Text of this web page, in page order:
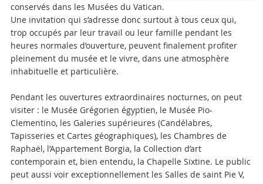
conservés dans les Musées du Vatican.
Une invitation qui s’adresse donc surtout à tous ceux qui,
trop occupés par leur travail ou leur famille pendant les
heures normales d’ouverture, peuvent finalement profiter
pleinement du musée et le vivre, dans une atmosphère
inhabituelle et particulière.
Pendant les ouvertures extraordinaires nocturnes, on peut
visiter : le Musée Grégorien égyptien, le Musée Pio-
Clementino, les Galeries supérieures (Candélabres,
Tapisseries et Cartes géographiques), les Chambres de
Raphaël, l’Appartement Borgia, la Collection d’art
contemporain et, bien entendu, la Chapelle Sixtine. Le public
peut aussi voir exceptionnellement les Salles de saint Pie V,